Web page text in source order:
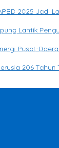
2025 Jadi
Lantik
Pusat-
206